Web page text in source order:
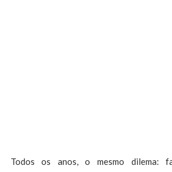
Todos os anos, o mesmo dilema: